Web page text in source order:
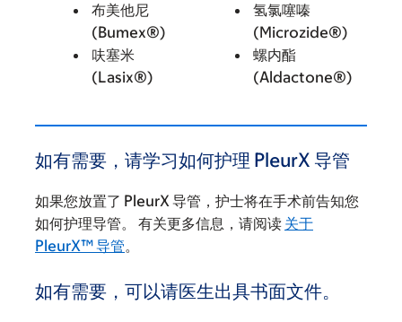
布美他尼
(Bumex®)
呋塞米
(Lasix®)
氢氯噻嗪
(Microzide®)
螺内酯
(Aldactone®)
如有需要，请学习如何护理 PleurX 导管
如果您放置了 PleurX 导管，护士将在手术前告知您
如何护理导管。 有关更多信息，请阅读 关于
PleurX™ 导管。
如有需要，可以请医生出具书面文件。